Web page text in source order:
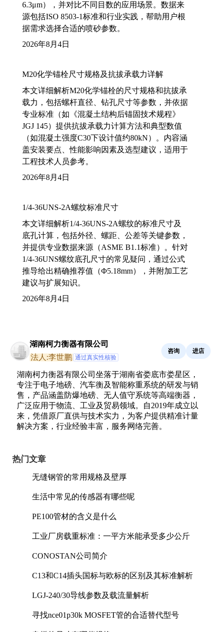
6.3μm），并对比不同目数的应用场景。数据来
源包括ISO 8503-1标准和行业实践，帮助用户根
据需求选择合适的喷砂参数。
2026年8月4日
M20化学锚栓尺寸规格及抗拔承载力详解
本文详细解析M20化学锚栓的尺寸规格和抗拔承
载力，包括螺杆直径、钻孔尺寸等参数，并依据
专业标准（如《混凝土结构后锚固技术规程》
JGJ 145）提供抗拔承载力计算方法和典型数值
（如混凝土强度C30下设计值约80kN）。内容涵
盖安装要点、性能影响因素及选型建议，适用于
工程技术人员参考。
2026年8月4日
1/4-36UNS-2A螺纹标准尺寸
本文详细解析1/4-36UNS-2A螺纹的标准尺寸及
底孔计算，包括外径、螺距、公差等关键参数，
并提供专业数据来源（ASME B1.1标准）。针对
1/4-36UNS螺纹底孔尺寸的常见疑问，通过公式
推导给出精确推荐值（Φ5.18mm），并附加工艺
建议与扩展知识。
2026年8月4日
湖南柯力衡器有限公司
法人:李世鹏 通过真实性核验
咨询 进店
湖南柯力衡器有限公司坐落于湖南省娄底市娄星区，
专注于电子地磅、汽车衡及智能称重系统的研发与销
售，产品涵盖防爆地磅、无人值守系统等高端衡器，
广泛应用于物流、工业及贸易领域。自2019年成立以
来，凭借原厂直供与技术实力，为客户提供精准计量
解决方案，行业经验丰富，服务网络完善。
热门文章
无缝钢管的常用规格及壁厚
生活中常见的传感器有哪些呢
PE100管材的含义是什么
工业厂房载重标准：一平方米能承受多少公斤
CONOSTAN公司简介
C13和C14插头国标与欧标的区别及其标准解析
LGJ-240/30导线参数及载流量解析
寻找nce01p30k MOSFET管的合适替代型号